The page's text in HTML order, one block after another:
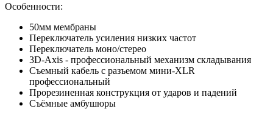
Особенности:
50мм мембраны
Переключатель усиления низких частот
Переключатель моно/стерео
3D-Axis - профессиональный механизм складывания
Съемный кабель с разъемом мини-XLR
профессиональный
Прорезиненная конструкция от ударов и падений
Съёмные амбушюры